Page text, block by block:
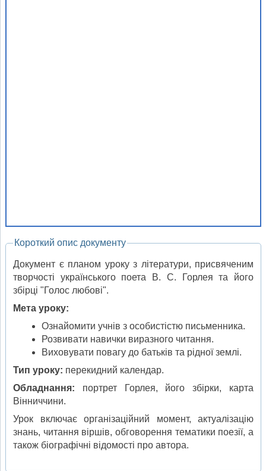
Короткий опис документу
Документ є планом уроку з літератури, присвяченим
творчості українського поета В. С. Горлея та його
збірці "Голос любові".
Мета уроку:
Ознайомити учнів з особистістю письменника.
Розвивати навички виразного читання.
Виховувати повагу до батьків та рідної землі.
Тип уроку: перекидний календар.
Обладнання: портрет Горлея, його збірки, карта
Вінниччини.
Урок включає організаційний момент, актуалізацію
знань, читання віршів, обговорення тематики поезії, а
також біографічні відомості про автора.